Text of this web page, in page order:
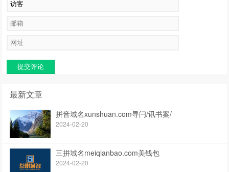
提交评论
最新文章
拼音域名xunshuan.com寻闩/讯书案/
2024-02-20
三拼域名meiqianbao.com美钱包
2024-02-20